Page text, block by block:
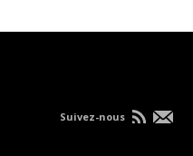
Suivez-nous